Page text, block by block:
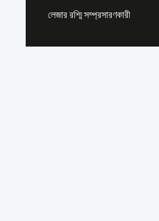
লেজার রশ্মি সম্প্রসারণকারী